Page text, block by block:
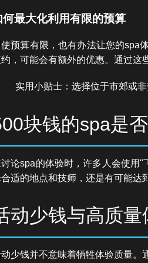
何最大化利用有限的预算
使预算有限，也有办法让您的spa
，可能会有额外的优惠。通过这
实用小贴士：选择位于市郊或
块钱的spa是
论spa的体验时，许多人会使用
适的地点和技师，还是有可能达
动少钱与高质量
少钱并不意味着牺牲体验质量。